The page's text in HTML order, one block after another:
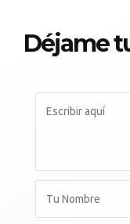
Déjame